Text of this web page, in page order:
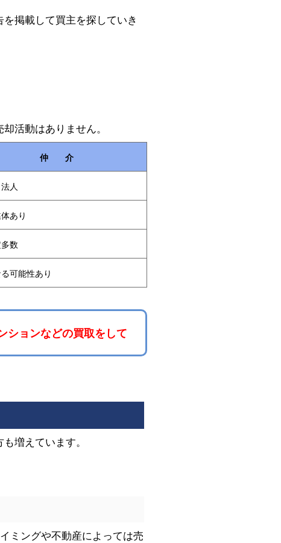
掲載して買主を探していき
活動はありません。
仲 介
人
あり
数
可能性あり
ションなどの買取をして
増えています。
ミングや不動産によっては売